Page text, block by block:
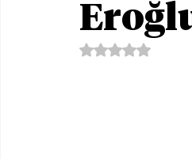
5 üzerinden